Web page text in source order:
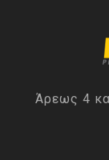
Άρεως 4